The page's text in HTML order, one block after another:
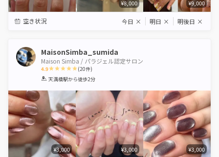
¥8,000 ¥9,000
空き状況 今日 × 明日 × 明後日 ×
MaisonSimba_sumida
Maison Simba / パラジェル認定サロン
4.9
1 2 3 4 5
(20件)
天満橋駅から徒歩2分
¥3,000 ¥3,000 ¥3,000